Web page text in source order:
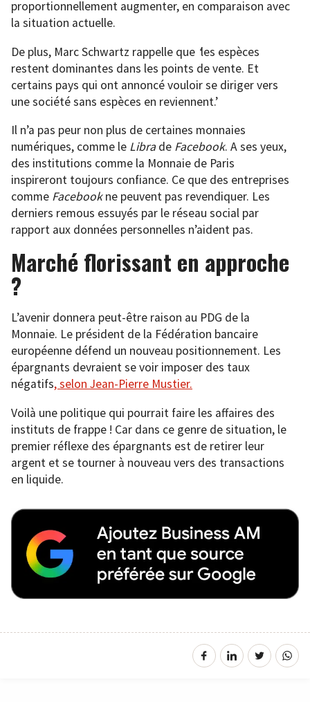
proportionnellement augmenter, en comparaison avec
la situation actuelle.
De plus, Marc Schwartz rappelle que ‘les espèces
restent dominantes dans les points de vente. Et
certains pays qui ont annoncé vouloir se diriger vers
une société sans espèces en reviennent.’
Il n’a pas peur non plus de certaines monnaies
numériques, comme le Libra de Facebook. A ses yeux,
des institutions comme la Monnaie de Paris
inspireront toujours confiance. Ce que des entreprises
comme Facebookne peuvent pas revendiquer. Les
derniers remous essuyés par le réseau social par
rapport aux données personnelles n’aident pas.
Marché florissant en approche
?
L’avenir donnera peut-être raison au PDG de la
Monnaie. Le président de la Fédération bancaire
européenne défend un nouveau positionnement. Les
épargnants devraient se voir imposer des taux
négatifs, selon Jean-Pierre Mustier.
Voilà une politique qui pourrait faire les affaires des
instituts de frappe ! Car dans ce genre de situation, le
premier réflexe des épargnants est de retirer leur
argent et se tourner à nouveau vers des transactions
en liquide.